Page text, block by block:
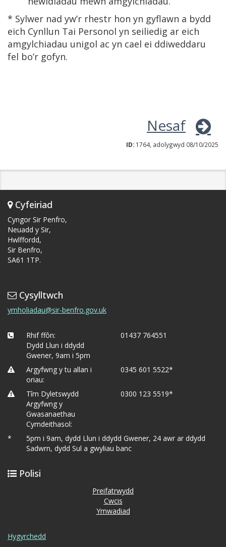
* Sylwer nad yw’r rhestr hon yn gyflawn a bydd
eich Cynllun Tai Personol yn seiliedig ar eich
amgylchiadau unigol ac yn cael ei ddiweddaru
fel bo’r gofyn.
Nesaf
ID: 1764, adolygwyd 08/10/2025
Cyfeiriad
Cyngor Sir Penfro,
Neuadd y Sir,
Hwlffordd,
Sir Benfro,
SA61 1TP.
Cysylltwch
ymholiadau@sir-benfro.gov.uk
Rhif ffôn:
Dydd Llun i ddydd
Gwener, 9am i 5pm
01437 764551
Argyfwng y tu allan i
oriau:
0345 601 5522*
Tîm Dyletswydd
Argyfwng y
Gwasanaethau
Cymdeithasol:
0300 123 5519*
*
5pm i 9am, dydd Llun i ddydd Gwener, 24 awr ar ddydd
Sadwrn, dydd Sul a gwyliau banc
Polisi
Preifatrwydd
Cwcis
Ymwadiad
Hygyrchedd